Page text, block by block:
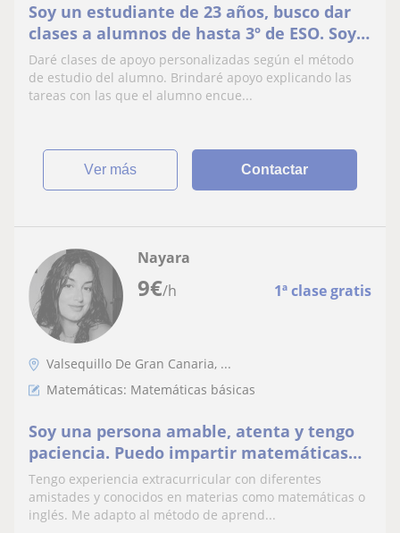
Soy un estudiante de 23 años, busco dar
clases a alumnos de hasta 3º de ESO. Soy
carismático y me gusta dar clases
particulares.
Daré clases de apoyo personalizadas según el método
de estudio del alumno. Brindaré apoyo explicando las
tareas con las que el alumno encue...
ver más Contactar
9€/h 1ª clase gratis
Nayara
Valsequillo De Gran Canaria, ...
Matemáticas: Matemáticas básicas
Soy una persona amable, atenta y tengo
paciencia. Puedo impartir matemáticas
aplicadas a ciencias sociales a cualquier
alumno.
Tengo experiencia extracurricular con diferentes
amistades y conocidos en materias como matemáticas o
inglés. Me adapto al método de aprend...